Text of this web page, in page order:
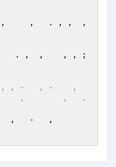
,   . , ,  ,
. ,  ,    , , ;
, , -   , -    ,
,        ,   .
,   -   ,